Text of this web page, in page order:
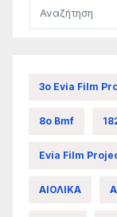
3ο Evia Film
8ο Bmf
Evia Film
ΑΙΟΛΙΚΑ